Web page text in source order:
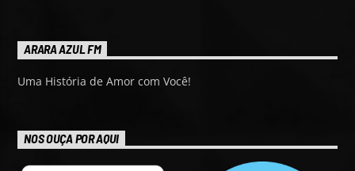
ARARA AZUL FM
Uma História de Amor com Você!
NOS OUÇA POR AQUI